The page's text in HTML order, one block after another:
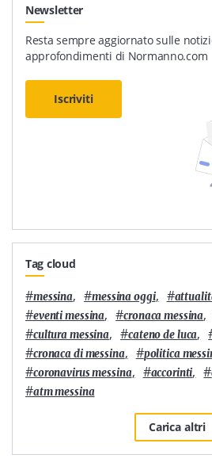
Newsletter
Resta sempre aggiornato sulle
approfondimenti di Normanno.com
Iscriviti
Tag cloud
#messina, #messina oggi, #
#eventi messina, #cronaca messina,
#cultura messina, #cateno de luca,
#cronaca di messina, #politica
#coronavirus messina, #accorinti, #
#atm messina
Carica altri